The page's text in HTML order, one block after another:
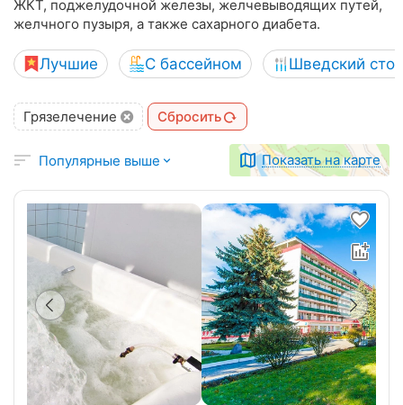
ЖКТ, поджелудочной железы, желчевыводящих путей,
желчного пузыря, а также сахарного диабета.
Лучшие С бассейном Шведский стол
Грязелечение Сбросить
Популярные выше Показать на карте